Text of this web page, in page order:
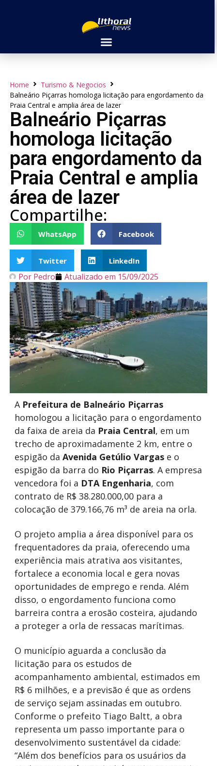
Home
Turismo & Negocios
Balneário Piçarras homologa licitação para engordamento da
Praia Central e amplia área de lazer
Balneário Piçarras
homologa licitação
para engordamento da
Praia Central e amplia
área de lazer
Compartilhe:
WhatsApp Facebook
Twitter LinkedIn
Por Pedro Atualizado em 15/09/2025
A Prefeitura de Balneário Piçarras
homologou a licitação para o engordamento
da faixa de areia da Praia Central, em um
trecho de aproximadamente 2 km, entre o
espigão da Avenida Getúlio Vargas e o
espigão da barra do Rio Piçarras. A empresa
vencedora foi a DTA Engenharia, com
contrato de R$ 38.280.000,00 para a
colocação de 379.166,76 m³ de areia na orla.
O projeto amplia a área disponível para os
frequentadores da praia, oferecendo uma
experiência mais atrativa aos visitantes,
fortalece a economia local e gera novas
oportunidades de emprego e renda. Além
disso, o engordamento funciona como
barreira contra a erosão costeira, ajudando
a proteger a orla de ressacas marítimas.
O município aguarda a conclusão da
licitação para os estudos de
acompanhamento ambiental, estimados em
R$ 6 milhões, e a previsão é que as ordens
de serviço sejam assinadas em outubro.
Conforme o prefeito Tiago Baltt, a obra
representa um passo importante para o
desenvolvimento sustentável da cidade:
“Além dos benefícios para os usuários da